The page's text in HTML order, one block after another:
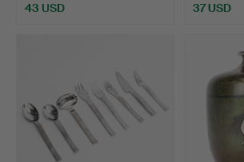
43 USD 37 USD